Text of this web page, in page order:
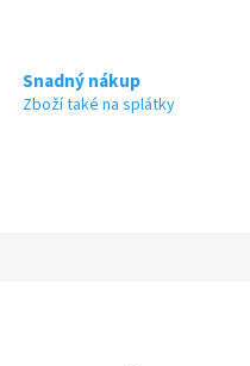
Snadný nákup
Zboží také na splátky